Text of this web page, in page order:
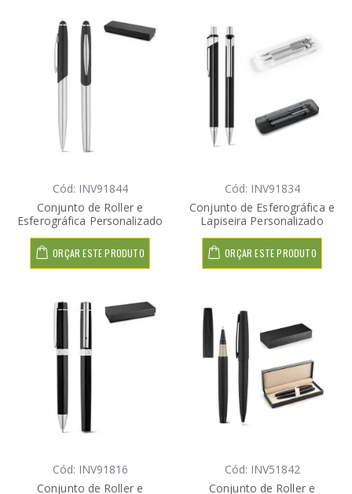
Cód: INV91844
Conjunto de Roller e
Esferográfica Personalizado
ORÇAR ESTE PRODUTO
Cód: INV91834
Conjunto de Esferográfica e
Lapiseira Personalizado
ORÇAR ESTE PRODUTO
Cód: INV91816
Conjunto de Roller e
Cód: INV51842
Conjunto de Roller e